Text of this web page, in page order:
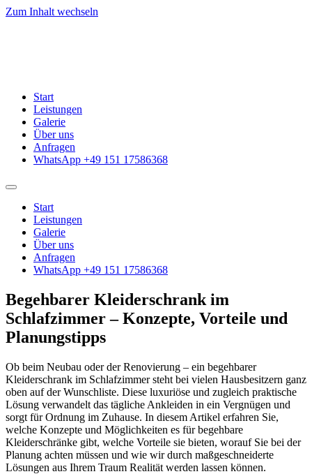
Zum Inhalt wechseln
Start
Leistungen
Galerie
Über uns
Anfragen
WhatsApp +49 151 17586368
Start
Leistungen
Galerie
Über uns
Anfragen
WhatsApp +49 151 17586368
Begehbarer Kleiderschrank im
Schlafzimmer – Konzepte, Vorteile und
Planungstipps
Ob beim Neubau oder der Renovierung – ein begehbarer
Kleiderschrank im Schlafzimmer steht bei vielen Hausbesitzern ganz
oben auf der Wunschliste. Diese luxuriöse und zugleich praktische
Lösung verwandelt das tägliche Ankleiden in ein Vergnügen und
sorgt für Ordnung im Zuhause. In diesem Artikel erfahren Sie,
welche Konzepte und Möglichkeiten es für begehbare
Kleiderschränke gibt, welche Vorteile sie bieten, worauf Sie bei der
Planung achten müssen und wie wir durch maßgeschneiderte
Lösungen aus Ihrem Traum Realität werden lassen können.